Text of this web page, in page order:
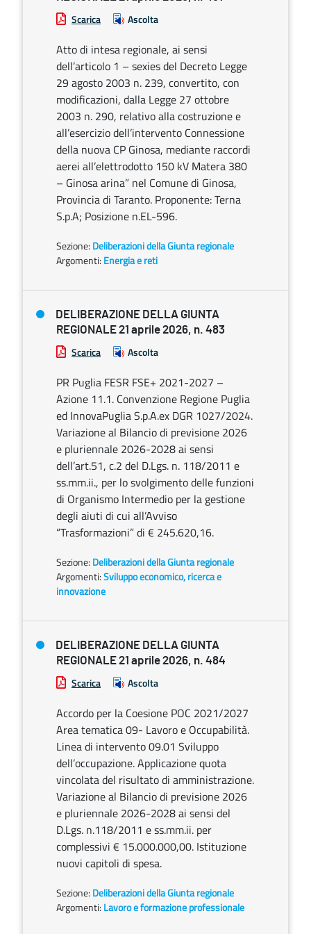
Scarica Ascolta
Atto di intesa regionale, ai sensi
dell’articolo 1 – sexies del Decreto Legge
29 agosto 2003 n. 239, convertito, con
modificazioni, dalla Legge 27 ottobre
2003 n. 290, relativo alla costruzione e
all’esercizio dell’intervento Connessione
della nuova CP Ginosa, mediante raccordi
aerei all’elettrodotto 150 kV Matera 380
– Ginosa arina” nel Comune di Ginosa,
Provincia di Taranto. Proponente: Terna
S.p.A; Posizione n.EL-596.
Sezione: Deliberazioni della Giunta regionale
Argomenti: Energia e reti
DELIBERAZIONE DELLA GIUNTA
REGIONALE 21 aprile 2026, n. 483
Scarica Ascolta
PR Puglia FESR FSE+ 2021-2027 –
Azione 11.1. Convenzione Regione Puglia
ed InnovaPuglia S.p.A.ex DGR 1027/2024.
Variazione al Bilancio di previsione 2026
e pluriennale 2026-2028 ai sensi
dell’art.51, c.2 del D.Lgs. n. 118/2011 e
ss.mm.ii., per lo svolgimento delle funzioni
di Organismo Intermedio per la gestione
degli aiuti di cui all’Avviso
“Trasformazioni” di € 245.620,16.
Sezione: Deliberazioni della Giunta regionale
Argomenti:Sviluppo economico, ricerca e
innovazione
DELIBERAZIONE DELLA GIUNTA
REGIONALE 21 aprile 2026, n. 484
Scarica Ascolta
Accordo per la Coesione POC 2021/2027
Area tematica 09- Lavoro e Occupabilità.
Linea di intervento 09.01 Sviluppo
dell’occupazione. Applicazione quota
vincolata del risultato di amministrazione.
Variazione al Bilancio di previsione 2026
e pluriennale 2026-2028 ai sensi del
D.Lgs. n.118/2011 e ss.mm.ii. per
complessivi € 15.000.000,00. Istituzione
nuovi capitoli di spesa.
Sezione: Deliberazioni della Giunta regionale
Argomenti: Lavoro e formazione professionale